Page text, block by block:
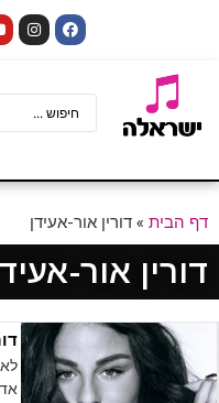
דף הבית » דורין אור-אעידן
דורין אור-